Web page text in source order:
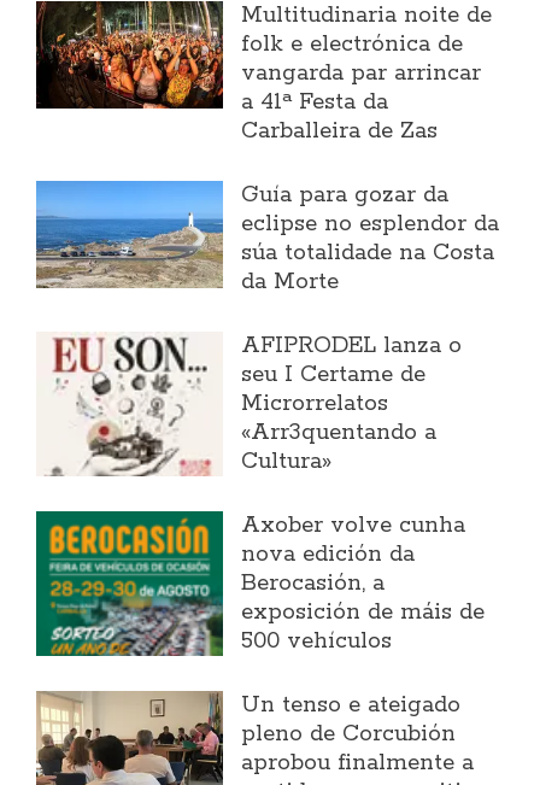
Multitudinaria noite de
folk e electrónica de
vangarda par arrincar
a 41ª Festa da
Carballeira de Zas
Guía para gozar da
eclipse no esplendor da
súa totalidade na Costa
da Morte
AFIPRODEL lanza o
seu I Certame de
Microrrelatos
«Arr3quentando a
Cultura»
Axober volve cunha
nova edición da
Berocasión, a
exposición de máis de
500 vehículos
Un tenso e ateigado
pleno de Corcubión
aprobou finalmente a